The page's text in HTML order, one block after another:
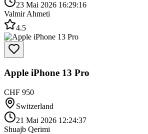
23 Mai 2026 16:29:16
Valmir Ahmeti
4.5
Apple iPhone 13 Pro
CHF 950
Switzerland
21 Mai 2026 12:24:37
Shuajb Qerimi